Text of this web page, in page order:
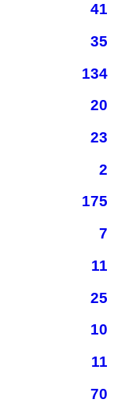
41
35
134
20
23
2
175
7
11
25
10
11
70